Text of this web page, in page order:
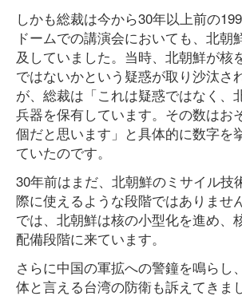
しかも総裁は今から30年以上前の
ドームでの講演会においても、北朝
及していました。当時、北朝鮮が核
ではないかという疑惑が取り沙汰さ
が、総裁は「これは疑惑ではなく、
兵器を保有しています。その数はお
個だと思います」と具体的に数字を
ていたのです。
30年前はまだ、北朝鮮のミサイル技
際に使えるような段階ではありませ
では、北朝鮮は核の小型化を進め、
配備段階に来ています。
さらに中国の軍拡への警鐘を鳴らし
体と言える台湾の防衛も訴えてきま